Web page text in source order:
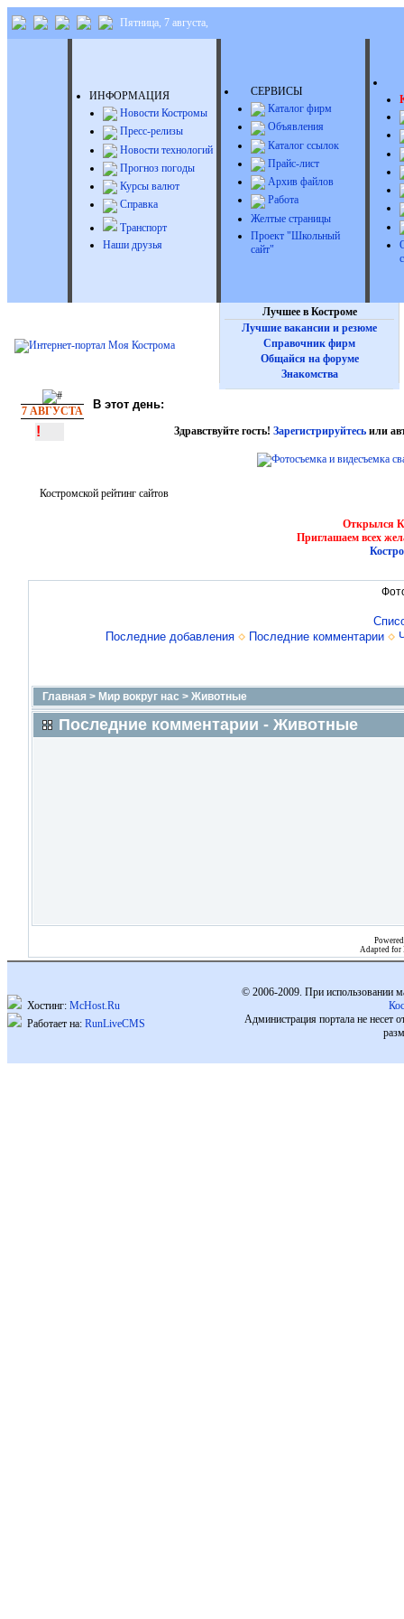
Пятница, 7 августа,
ИНФОРМАЦИЯ
Новости Костромы
Пресс-релизы
Новости технологий
Прогноз погоды
Курсы валют
Справка
Транспорт
Наши друзья
СЕРВИСЫ
Каталог фирм
Объявления
Каталог ссылок
Прайс-лист
Архив файлов
Работа
Желтые страницы
Проект "Школьный
сайт"
Лучшее в Костроме
Лучшие вакансии и резюме
Справочник фирм
Общайся на форуме
Знакомства
7 АВГУСТА В этот день:
! Здравствуйте гость! Зарегистрируйтесьили
Костромской рейтинг сайтов
Открылся
Приглашаем всех
Последние добавления
Последние комментарии
Главная > Мир вокруг нас > Животные
Последние комментарии - Животные
Adapted for
Хостинг: McHost.Ru
Работает на: RunLiveCMS
© 2006-2009. При использовании
Администрация портала не несет